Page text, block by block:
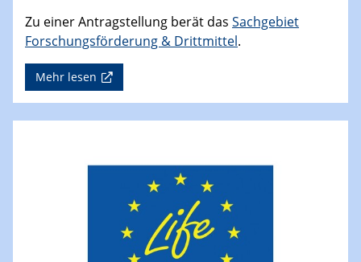
Zu einer Antragstellung berät das Sachgebiet
Forschungsförderung & Drittmittel.
Mehr lesen